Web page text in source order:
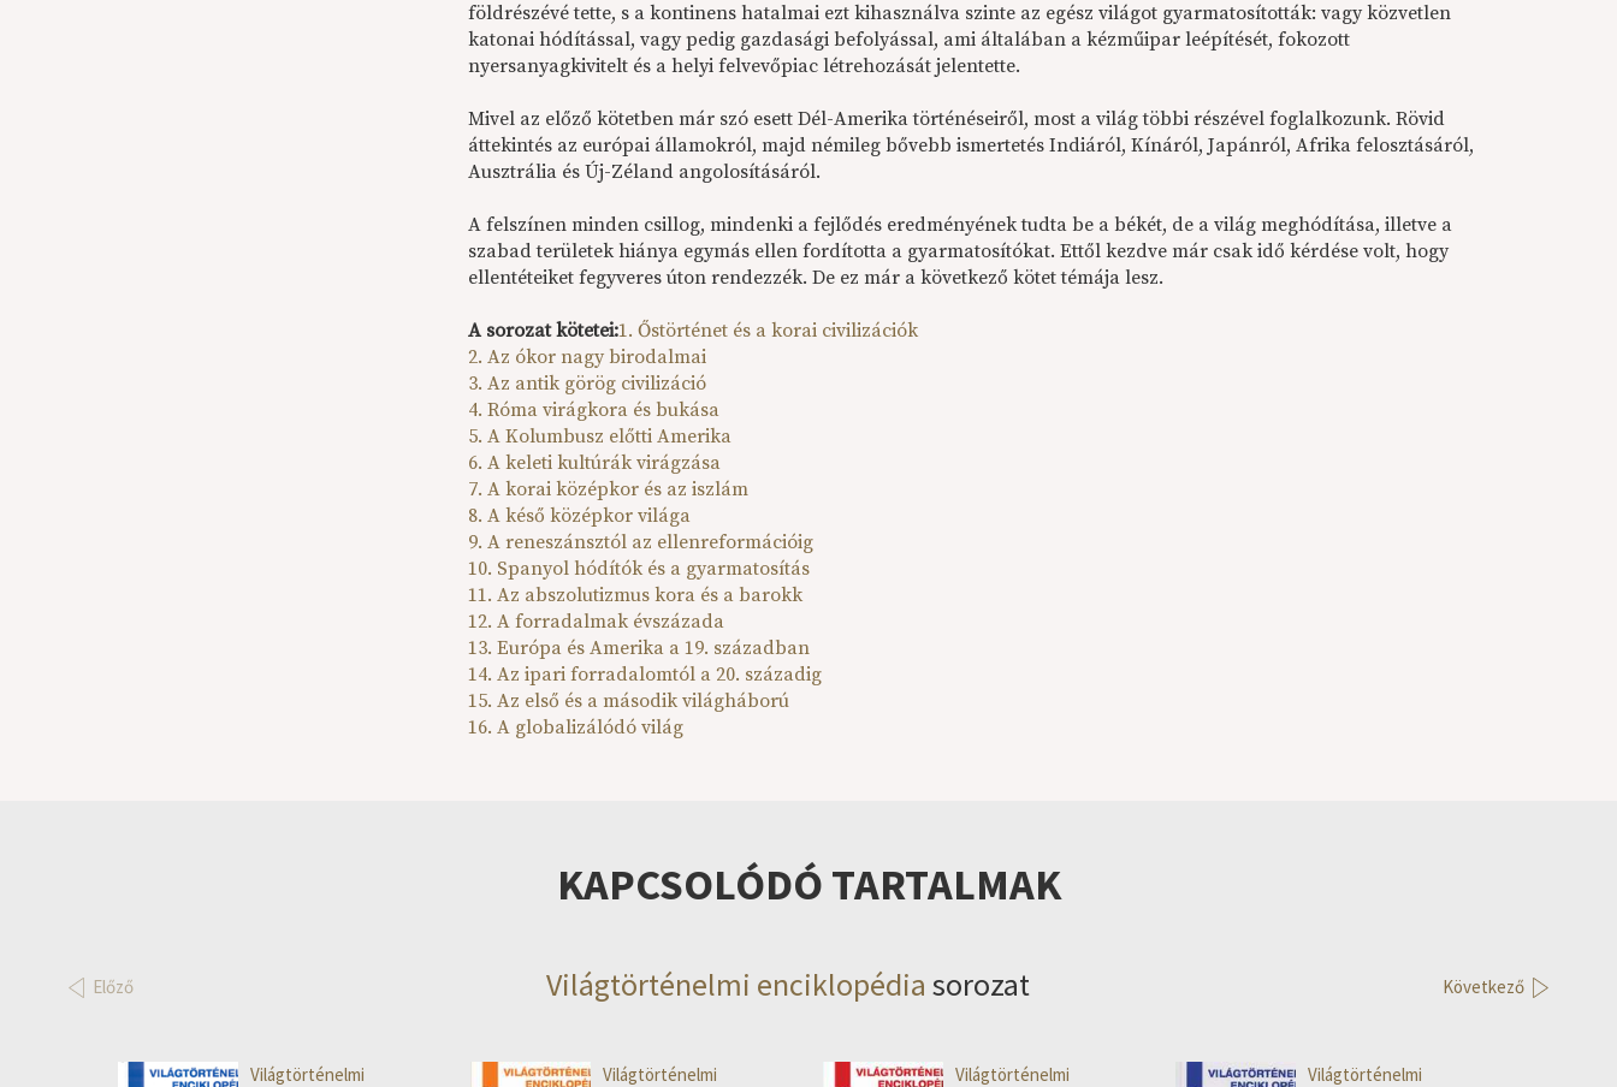
földrészévé tette, s a kontinens hatalmai ezt kihasználva szinte az egész világot gyarmatosították: vagy közvetlen
katonai hódítással, vagy pedig gazdasági befolyással, ami általában a kézműipar leépítését, fokozott
nyersanyagkivitelt és a helyi felvevőpiac létrehozását jelentette.
Mivel az előző kötetben már szó esett Dél-Amerika történéseiről, most a világ többi részével foglalkozunk. Rövid
áttekintés az európai államokról, majd némileg bővebb ismertetés Indiáról, Kínáról, Japánról, Afrika felosztásáról,
Ausztrália és Új-Zéland angolosításáról.
A felszínen minden csillog, mindenki a fejlődés eredményének tudta be a békét, de a világ meghódítása, illetve a
szabad területek hiánya egymás ellen fordította a gyarmatosítókat. Ettől kezdve már csak idő kérdése volt, hogy
ellentéteiket fegyveres úton rendezzék. De ez már a következő kötet témája lesz.
A sorozat kötetei:1. Őstörténet és a korai civilizációk
2. Az ókor nagy birodalmai
3. Az antik görög civilizáció
4. Róma virágkora és bukása
5. A Kolumbusz előtti Amerika
6. A keleti kultúrák virágzása
7. A korai középkor és az iszlám
8. A késő középkor világa
9. A reneszánsztól az ellenreformációig
10. Spanyol hódítók és a gyarmatosítás
11. Az abszolutizmus kora és a barokk
12. A forradalmak évszázada
13. Európa és Amerika a 19. században
14. Az ipari forradalomtól a 20. századig
15. Az első és a második világháború
16. A globalizálódó világ
KAPCSOLÓDÓ TARTALMAK
Előző Világtörténelmi enciklopédia sorozat Következő
Világtörténelmi Világtörténelmi Világtörténelmi Világtörténelmi